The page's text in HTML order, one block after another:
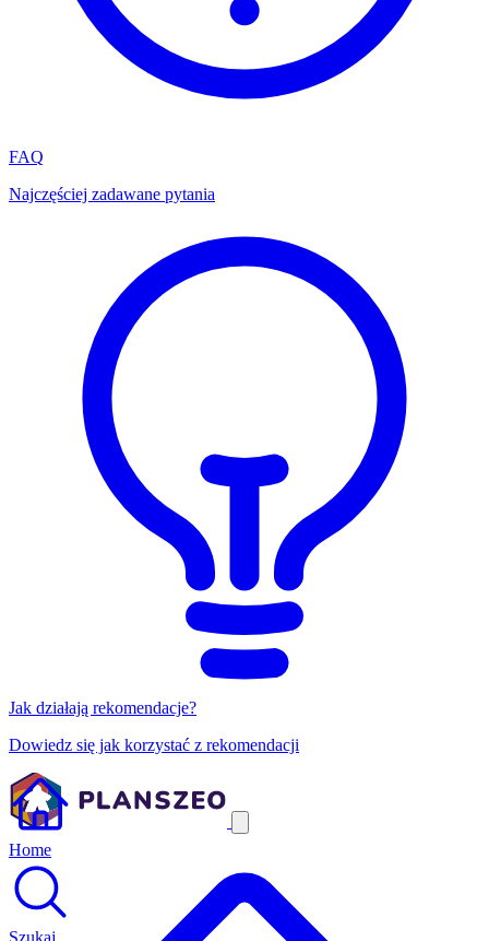
FAQ
Najczęściej zadawane pytania
Jak działają rekomendacje?
Dowiedz się jak korzystać z rekomendacji
Home
Szukaj